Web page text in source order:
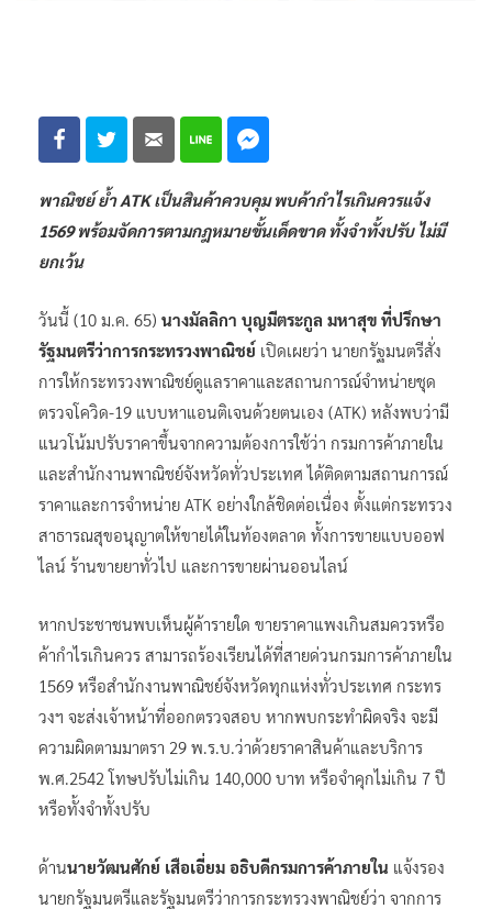
พาณิชย์ ย้ำ ATK เป็นสินค้าควบคุม พบค้ากำไรเกินควรแจ้ง
1569 พร้อมจัดการตามกฎหมายขั้นเด็ดขาด ทั้งจำทั้งปรับ ไม่มี
ยกเว้น
วันนี้ (10 ม.ค. 65) นางมัลลิกา บุญมีตระกูล มหาสุข ที่ปรึกษา
รัฐมนตรีว่าการกระทรวงพาณิชย์ เปิดเผยว่า นายกรัฐมนตรีสั่ง
การให้กระทรวงพาณิชย์ดูแลราคาและสถานการณ์จำหน่ายชุด
ตรวจโควิด-19 แบบหาแอนติเจนด้วยตนเอง (ATK) หลังพบว่ามี
แนวโน้มปรับราคาขึ้นจากความต้องการใช้ว่า กรมการค้าภายใน
และสำนักงานพาณิชย์จังหวัดทั่วประเทศ ได้ติดตามสถานการณ์
ราคาและการจำหน่าย ATK อย่างใกล้ชิดต่อเนื่อง ตั้งแต่กระทรวง
สาธารณสุขอนุญาตให้ขายได้ในท้องตลาด ทั้งการขายแบบออฟ
ไลน์ ร้านขายยาทั่วไป และการขายผ่านออนไลน์
หากประชาชนพบเห็นผู้ค้ารายใด ขายราคาแพงเกินสมควรหรือ
ค้ากำไรเกินควร สามารถร้องเรียนได้ที่สายด่วนกรมการค้าภายใน
1569 หรือสำนักงานพาณิชย์จังหวัดทุกแห่งทั่วประเทศ กระทร
วงฯ จะส่งเจ้าหน้าที่ออกตรวจสอบ หากพบกระทำผิดจริง จะมี
ความผิดตามมาตรา 29 พ.ร.บ.ว่าด้วยราคาสินค้าและบริการ
พ.ศ.2542 โทษปรับไม่เกิน 140,000 บาท หรือจำคุกไม่เกิน 7 ปี
หรือทั้งจำทั้งปรับ
ด้านนายวัฒนศักย์ เสือเอี่ยม อธิบดีกรมการค้าภายใน แจ้งรอง
นายกรัฐมนตรีและรัฐมนตรีว่าการกระทรวงพาณิชย์ว่า จากการ